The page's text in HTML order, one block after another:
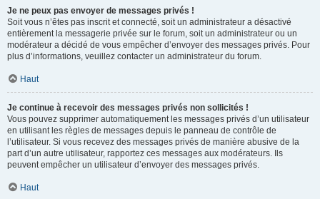
Je ne peux pas envoyer de messages privés !
Soit vous n’êtes pas inscrit et connecté, soit un administrateur a désactivé
entièrement la messagerie privée sur le forum, soit un administrateur ou un
modérateur a décidé de vous empêcher d’envoyer des messages privés. Pour
plus d’informations, veuillez contacter un administrateur du forum.
Haut
Je continue à recevoir des messages privés non sollicités !
Vous pouvez supprimer automatiquement les messages privés d’un utilisateur
en utilisant les règles de messages depuis le panneau de contrôle de
l’utilisateur. Si vous recevez des messages privés de manière abusive de la
part d’un autre utilisateur, rapportez ces messages aux modérateurs. Ils
peuvent empêcher un utilisateur d’envoyer des messages privés.
Haut